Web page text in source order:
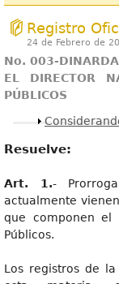
Registro
24 de Febrero de
No. 003-
EL DIRECTOR
PÚBLICOS
Mostrar
Resuelve:
Art. 1.-
actualmente
que componen el
Públicos.
Los registros de